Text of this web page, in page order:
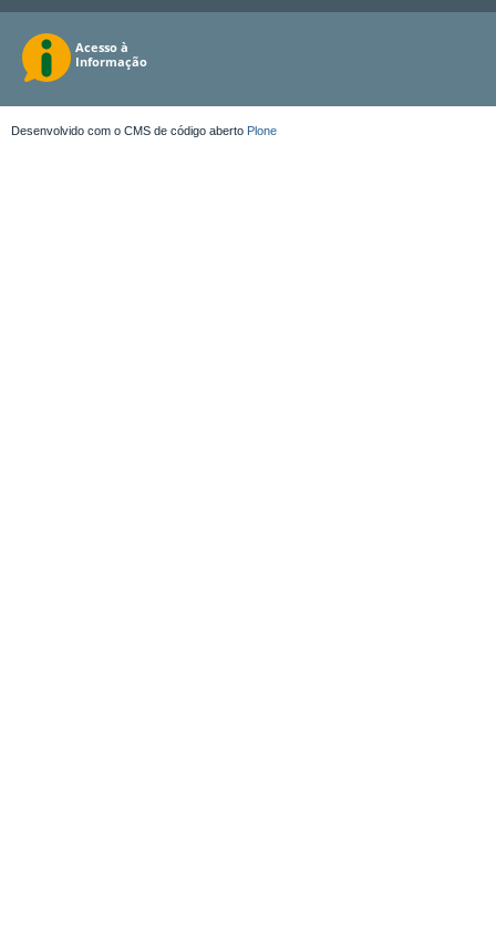
Desenvolvido com o CMS de código aberto Plone